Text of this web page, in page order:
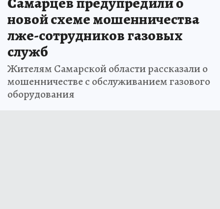
новой схеме мошенничества
лже-сотрудников газовых
служб
Жителям Самарской области рассказали о
мошенничестве с обслуживанием газового
оборудования